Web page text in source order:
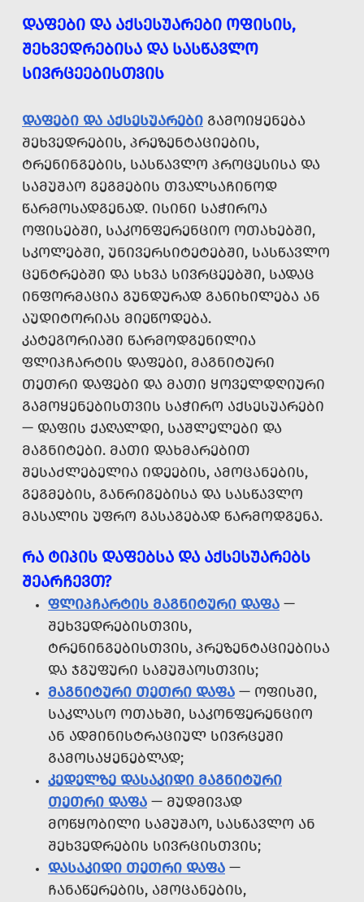
ᲓᲐᲤᲔᲑᲘ ᲓᲐ ᲐᲥᲡᲔᲡᲣᲐᲠᲔᲑᲘ ᲝᲤᲘᲡᲘᲡ,
ᲨᲔᲮᲕᲔᲓᲠᲔᲑᲘᲡᲐ ᲓᲐ ᲡᲐᲡᲬᲐᲕᲚᲝ
ᲡᲘᲕᲠᲪᲔᲔᲑᲘᲡᲗᲕᲘᲡ
ᲓᲐᲤᲔᲑᲘ ᲓᲐ ᲐᲥᲡᲔᲡᲣᲐᲠᲔᲑᲘ ᲒᲐᲛᲝᲘᲧᲔᲜᲔᲑᲐ
ᲨᲔᲮᲕᲔᲓᲠᲔᲑᲘᲡ, ᲞᲠᲔᲖᲔᲜᲢᲐᲪᲘᲔᲑᲘᲡ,
ᲢᲠᲔᲜᲘᲜᲒᲔᲑᲘᲡ, ᲡᲐᲡᲬᲐᲕᲚᲝ ᲞᲠᲝᲪᲔᲡᲘᲡᲐ ᲓᲐ
ᲡᲐᲛᲣᲨᲐᲝ ᲒᲔᲒᲛᲔᲑᲘᲡ ᲗᲕᲐᲚᲡᲐᲩᲘᲜᲝᲓ
ᲬᲐᲠᲛᲝᲡᲐᲓᲒᲔᲜᲐᲓ. ᲘᲡᲘᲜᲘ ᲡᲐᲭᲘᲠᲝᲐ
ᲝᲤᲘᲡᲔᲑᲨᲘ, ᲡᲐᲙᲝᲜᲤᲔᲠᲔᲜᲪᲘᲝ ᲝᲗᲐᲮᲔᲑᲨᲘ,
ᲡᲙᲝᲚᲔᲑᲨᲘ, ᲣᲜᲘᲕᲔᲠᲡᲘᲢᲔᲢᲔᲑᲨᲘ, ᲡᲐᲡᲬᲐᲕᲚᲝ
ᲪᲔᲜᲢᲠᲔᲑᲨᲘ ᲓᲐ ᲡᲮᲕᲐ ᲡᲘᲕᲠᲪᲔᲔᲑᲨᲘ, ᲡᲐᲓᲐᲪ
ᲘᲜᲤᲝᲠᲛᲐᲪᲘᲐ ᲒᲣᲜᲓᲣᲠᲐᲓ ᲒᲐᲜᲘᲮᲘᲚᲔᲑᲐ ᲐᲜ
ᲐᲣᲓᲘᲢᲝᲠᲘᲐᲡ ᲛᲘᲔᲬᲝᲓᲔᲑᲐ.
ᲙᲐᲢᲔᲒᲝᲠᲘᲐᲨᲘ ᲬᲐᲠᲛᲝᲓᲒᲔᲜᲘᲚᲘᲐ
ᲤᲚᲘᲞᲩᲐᲠᲢᲘᲡ ᲓᲐᲤᲔᲑᲘ, ᲛᲐᲒᲜᲘᲢᲣᲠᲘ
ᲗᲔᲗᲠᲘ ᲓᲐᲤᲔᲑᲘ ᲓᲐ ᲛᲐᲗᲘ ᲧᲝᲕᲔᲚᲓᲦᲘᲣᲠᲘ
ᲒᲐᲛᲝᲧᲔᲜᲔᲑᲘᲡᲗᲕᲘᲡ ᲡᲐᲭᲘᲠᲝ ᲐᲥᲡᲔᲡᲣᲐᲠᲔᲑᲘ
— ᲓᲐᲤᲘᲡ ᲥᲐᲦᲐᲚᲓᲘ, ᲡᲐᲨᲚᲔᲚᲔᲑᲘ ᲓᲐ
ᲛᲐᲒᲜᲘᲢᲔᲑᲘ. ᲛᲐᲗᲘ ᲓᲐᲮᲛᲐᲠᲔᲑᲘᲗ
ᲨᲔᲡᲐᲫᲚᲔᲑᲔᲚᲘᲐ ᲘᲓᲔᲔᲑᲘᲡ, ᲐᲛᲝᲪᲐᲜᲔᲑᲘᲡ,
ᲒᲔᲒᲛᲔᲑᲘᲡ, ᲒᲐᲜᲠᲘᲒᲔᲑᲘᲡᲐ ᲓᲐ ᲡᲐᲡᲬᲐᲕᲚᲝ
ᲛᲐᲡᲐᲚᲘᲡ ᲣᲤᲠᲝ ᲒᲐᲡᲐᲒᲔᲑᲐᲓ ᲬᲐᲠᲛᲝᲓᲒᲔᲜᲐ.
ᲠᲐ ᲢᲘᲞᲘᲡ ᲓᲐᲤᲔᲑᲡᲐ ᲓᲐ ᲐᲥᲡᲔᲡᲣᲐᲠᲔᲑᲡ
ᲨᲔᲐᲠᲩᲔᲕᲗ?
ᲤᲚᲘᲞᲩᲐᲠᲢᲘᲡ ᲛᲐᲒᲜᲘᲢᲣᲠᲘ ᲓᲐᲤᲐ —
ᲨᲔᲮᲕᲔᲓᲠᲔᲑᲘᲡᲗᲕᲘᲡ,
ᲢᲠᲔᲜᲘᲜᲒᲔᲑᲘᲡᲗᲕᲘᲡ, ᲞᲠᲔᲖᲔᲜᲢᲐᲪᲘᲔᲑᲘᲡᲐ
ᲓᲐ ᲯᲒᲣᲤᲣᲠᲘ ᲡᲐᲛᲣᲨᲐᲝᲡᲗᲕᲘᲡ;
ᲛᲐᲒᲜᲘᲢᲣᲠᲘ ᲗᲔᲗᲠᲘ ᲓᲐᲤᲐ — ᲝᲤᲘᲡᲨᲘ,
ᲡᲐᲙᲚᲐᲡᲝ ᲝᲗᲐᲮᲨᲘ, ᲡᲐᲙᲝᲜᲤᲔᲠᲔᲜᲪᲘᲝ
ᲐᲜ ᲐᲓᲛᲘᲜᲘᲡᲢᲠᲐᲪᲘᲣᲚ ᲡᲘᲕᲠᲪᲔᲨᲘ
ᲒᲐᲛᲝᲡᲐᲧᲔᲜᲔᲑᲚᲐᲓ;
ᲙᲔᲓᲔᲚᲖᲔ ᲓᲐᲡᲐᲙᲘᲓᲘ ᲛᲐᲒᲜᲘᲢᲣᲠᲘ
ᲗᲔᲗᲠᲘ ᲓᲐᲤᲐ — ᲛᲣᲓᲛᲘᲕᲐᲓ
ᲛᲝᲬᲧᲝᲑᲘᲚᲘ ᲡᲐᲛᲣᲨᲐᲝ, ᲡᲐᲡᲬᲐᲕᲚᲝ ᲐᲜ
ᲨᲔᲮᲕᲔᲓᲠᲔᲑᲘᲡ ᲡᲘᲕᲠᲪᲘᲡᲗᲕᲘᲡ;
ᲓᲐᲡᲐᲙᲘᲓᲘ ᲗᲔᲗᲠᲘ ᲓᲐᲤᲐ —
ᲩᲐᲜᲐᲬᲔᲠᲔᲑᲘᲡ, ᲐᲛᲝᲪᲐᲜᲔᲑᲘᲡ,